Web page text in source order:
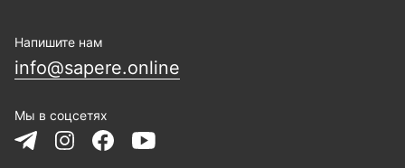
Напишите нам
info@sapere.online
Мы в соцсетях